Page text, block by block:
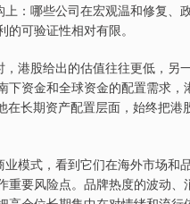
：哪些公司在宏观温和修复、
可验证性相对有限。
港股给出的估值往往更低，另
下资金和全球资金的配置需求，
长期资产配置层面，始终把港
模式，看到它们在海外市场和
重要风险点。品牌热度的波动、